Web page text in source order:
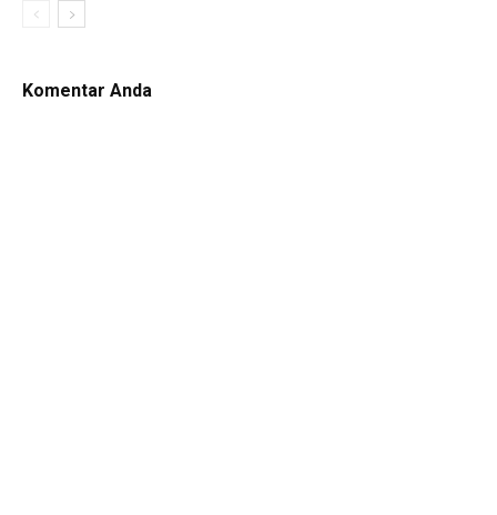
Komentar Anda